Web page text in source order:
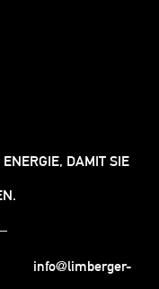
DAMIT SIE
info@limberger-